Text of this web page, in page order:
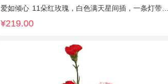
爱如倾心 11朵红玫瑰，白色满天星间插，一条灯带，一对小熊、黄莺或尤加利叶搭配
¥219.00